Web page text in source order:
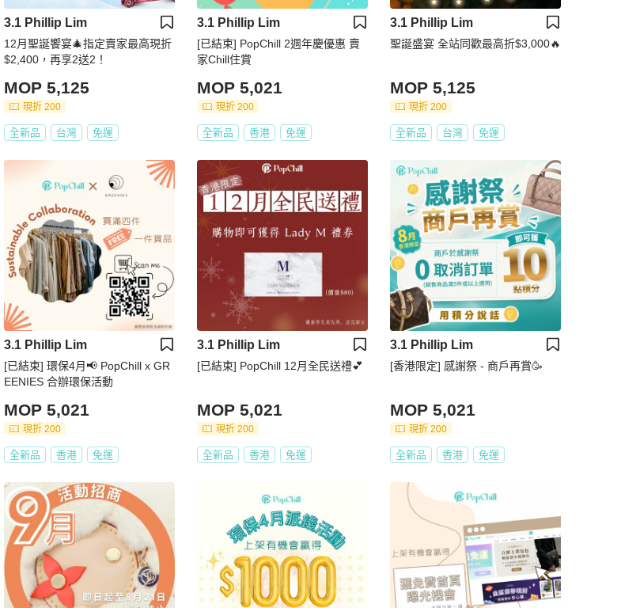
3.1 Phillip Lim
12月聖誕饗宴🎄指定賣家最高現折
$2,400，再享2送2！
MOP 5,125
現折 200
全新品 台灣 免運
3.1 Phillip Lim
[已結束] PopChill 2週年慶優惠 賣
家Chill住賞
MOP 5,021
現折 200
全新品 香港 免運
3.1 Phillip Lim
聖誕盛宴 全站同歡最高折$3,000🔥
MOP 5,125
現折 200
全新品 台灣 免運
3.1 Phillip Lim
[已結束] 環保4月📢 PopChill x GR
EENIES 合辦環保活動
MOP 5,021
現折 200
全新品 香港 免運
3.1 Phillip Lim
[已結束] PopChill 12月全民送禮💕
MOP 5,021
現折 200
全新品 香港 免運
3.1 Phillip Lim
[香港限定] 感謝祭 - 商戶再賞🥳
MOP 5,021
現折 200
全新品 香港 免運